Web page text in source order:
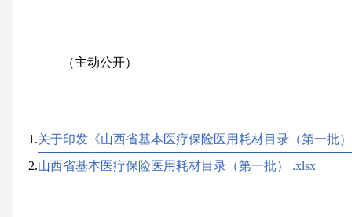
（主动公开）
1.关于印发《山西省基本医疗保险医用耗材目录（第一批
2.山西省基本医疗保险医用耗材目录（第一批） .xlsx